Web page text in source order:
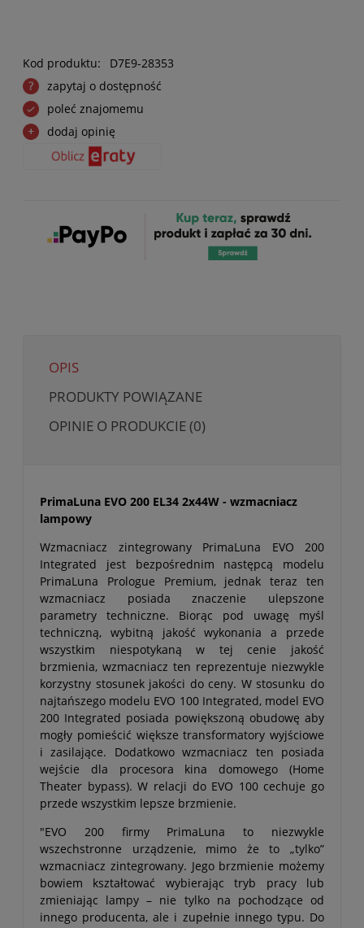
Kod produktu:
D7E9-28353
zapytaj o dostępność
poleć znajomemu
dodaj opinię
OPIS
PRODUKTY POWIĄZANE
OPINIE O PRODUKCIE (0)
PrimaLuna EVO 200 EL34 2x44W - wzmacniacz
lampowy
Wzmacniacz zintegrowany PrimaLuna EVO 200
Integrated jest bezpośrednim następcą modelu
PrimaLuna Prologue Premium, jednak teraz ten
wzmacniacz posiada znaczenie ulepszone
parametry techniczne. Biorąc pod uwagę myśl
techniczną, wybitną jakość wykonania a przede
wszystkim niespotykaną w tej cenie jakość
brzmienia, wzmacniacz ten reprezentuje niezwykle
korzystny stosunek jakości do ceny. W stosunku do
najtańszego modelu EVO 100 Integrated, model EVO
200 Integrated posiada powiększoną obudowę aby
mogły pomieścić większe transformatory wyjściowe
i zasilające. Dodatkowo wzmacniacz ten posiada
wejście dla procesora kina domowego (Home
Theater bypass). W relacji do EVO 100 cechuje go
przede wszystkim lepsze brzmienie.
"EVO 200 firmy PrimaLuna to niezwykle
wszechstronne urządzenie, mimo że to „tylko”
wzmacniacz zintegrowany. Jego brzmienie możemy
bowiem kształtować wybierając tryb pracy lub
zmieniając lampy – nie tylko na pochodzące od
innego producenta, ale i zupełnie innego typu. Do